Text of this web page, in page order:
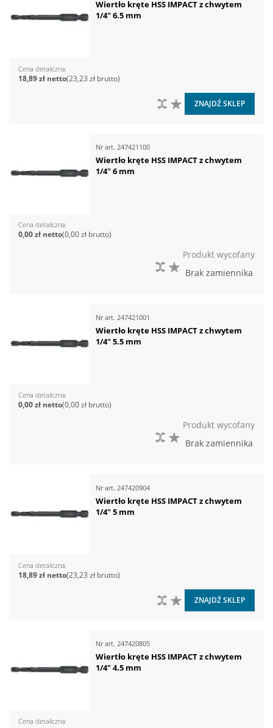
Wiertło kręte HSS IMPACT z chwytem
1/4" 6.5 mm
Cena detaliczna
23,23 zł
18,89 zł
DO LISTY ŻYCZEŃ
DO PORÓWNANIA
ZNAJDŹ SKLEP
Nr art. 247421100
Wiertło kręte HSS IMPACT z chwytem
1/4" 6 mm
Cena detaliczna
0,00 zł
0,00 zł
DO PORÓWNANIA
Produkt wycofany
Brak zamiennika
Nr art. 247421001
Wiertło kręte HSS IMPACT z chwytem
1/4" 5.5 mm
Cena detaliczna
0,00 zł
0,00 zł
DO PORÓWNANIA
Produkt wycofany
Brak zamiennika
Nr art. 247420904
Wiertło kręte HSS IMPACT z chwytem
1/4" 5 mm
Cena detaliczna
23,23 zł
18,89 zł
DO LISTY ŻYCZEŃ
DO PORÓWNANIA
ZNAJDŹ SKLEP
Nr art. 247420805
Wiertło kręte HSS IMPACT z chwytem
1/4" 4.5 mm
Cena detaliczna